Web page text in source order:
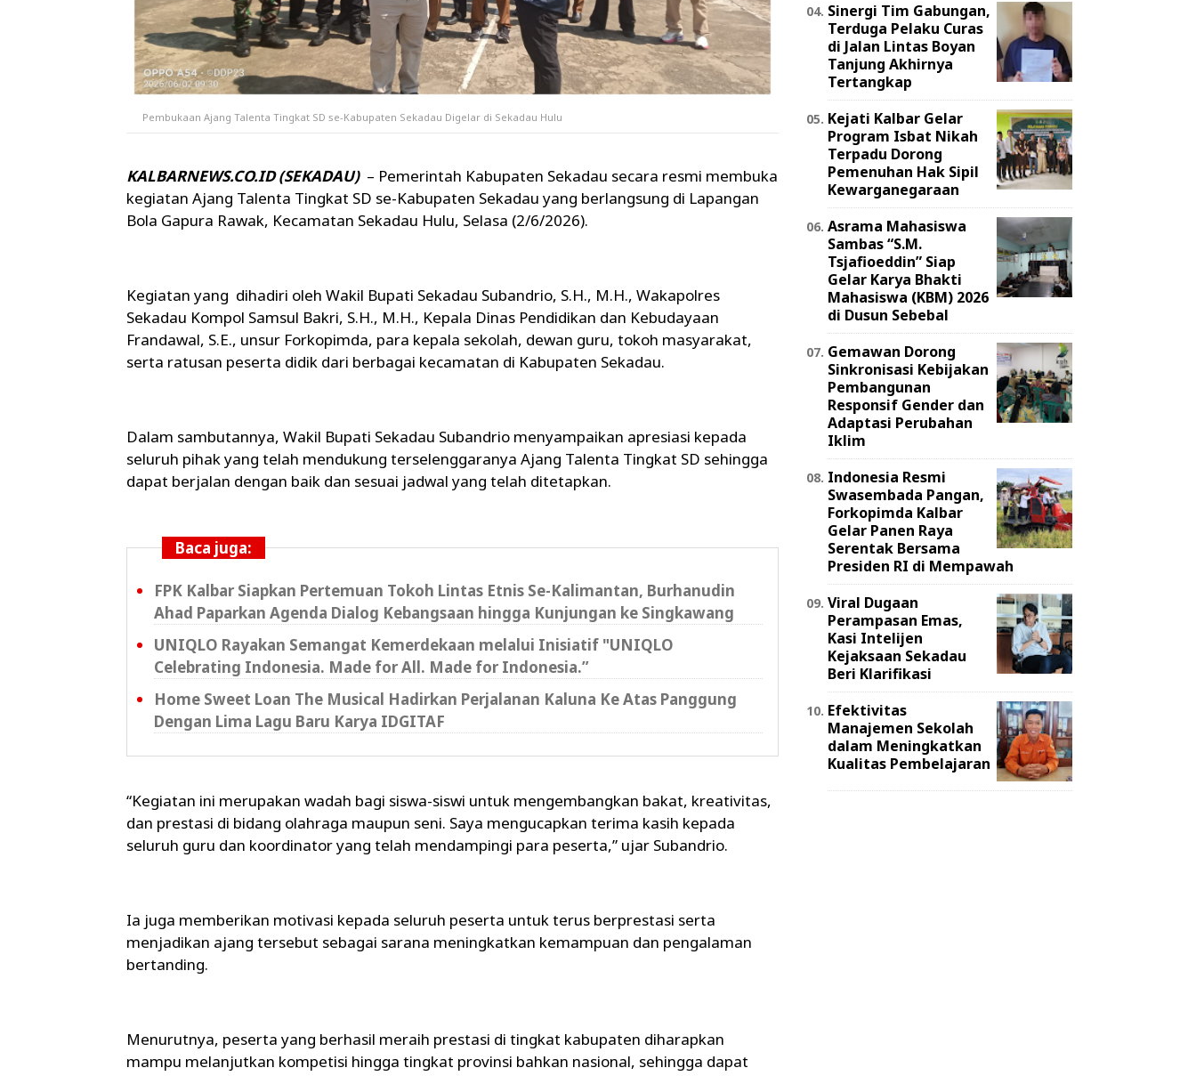
Pembukaan Ajang Talenta Tingkat SD se-Kabupaten Sekadau Digelar di Sekadau Hulu
KALBARNEWS.CO.ID (SEKADAU) – Pemerintah Kabupaten Sekadau secara resmi membuka
kegiatan Ajang Talenta Tingkat SD se-Kabupaten Sekadau yang berlangsung di Lapangan
Bola Gapura Rawak, Kecamatan Sekadau Hulu, Selasa (2/6/2026).
Kegiatan yang dihadiri oleh Wakil Bupati Sekadau Subandrio, S.H., M.H., Wakapolres
Sekadau Kompol Samsul Bakri, S.H., M.H., Kepala Dinas Pendidikan dan Kebudayaan
Frandawal, S.E., unsur Forkopimda, para kepala sekolah, dewan guru, tokoh masyarakat,
serta ratusan peserta didik dari berbagai kecamatan di Kabupaten Sekadau.
Dalam sambutannya, Wakil Bupati Sekadau Subandrio menyampaikan apresiasi kepada
seluruh pihak yang telah mendukung terselenggaranya Ajang Talenta Tingkat SD sehingga
dapat berjalan dengan baik dan sesuai jadwal yang telah ditetapkan.
Baca juga:
FPK Kalbar Siapkan Pertemuan Tokoh Lintas Etnis Se-Kalimantan, Burhanudin
Ahad Paparkan Agenda Dialog Kebangsaan hingga Kunjungan ke Singkawang
UNIQLO Rayakan Semangat Kemerdekaan melalui Inisiatif "UNIQLO
Celebrating Indonesia. Made for All. Made for Indonesia.”
Home Sweet Loan The Musical Hadirkan Perjalanan Kaluna Ke Atas Panggung
Dengan Lima Lagu Baru Karya IDGITAF
“Kegiatan ini merupakan wadah bagi siswa-siswi untuk mengembangkan bakat, kreativitas,
dan prestasi di bidang olahraga maupun seni. Saya mengucapkan terima kasih kepada
seluruh guru dan koordinator yang telah mendampingi para peserta,” ujar Subandrio.
Ia juga memberikan motivasi kepada seluruh peserta untuk terus berprestasi serta
menjadikan ajang tersebut sebagai sarana meningkatkan kemampuan dan pengalaman
bertanding.
Menurutnya, peserta yang berhasil meraih prestasi di tingkat kabupaten diharapkan
mampu melanjutkan kompetisi hingga tingkat provinsi bahkan nasional, sehingga dapat
Sinergi Tim Gabungan,
Terduga Pelaku Curas
di Jalan Lintas Boyan
Tanjung Akhirnya
Tertangkap
Kejati Kalbar Gelar
Program Isbat Nikah
Terpadu Dorong
Pemenuhan Hak Sipil
Kewarganegaraan
Asrama Mahasiswa
Sambas “S.M.
Tsjafioeddin” Siap
Gelar Karya Bhakti
Mahasiswa (KBM) 2026
di Dusun Sebebal
Gemawan Dorong
Sinkronisasi Kebijakan
Pembangunan
Responsif Gender dan
Adaptasi Perubahan
Iklim
Indonesia Resmi
Swasembada Pangan,
Forkopimda Kalbar
Gelar Panen Raya
Serentak Bersama
Presiden RI di Mempawah
Viral Dugaan
Perampasan Emas,
Kasi Intelijen
Kejaksaan Sekadau
Beri Klarifikasi
Efektivitas
Manajemen Sekolah
dalam Meningkatkan
Kualitas Pembelajaran